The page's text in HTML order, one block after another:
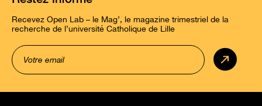
Recevez Open Lab – le Mag’, le magazine trimestriel de la
recherche de l’université Catholique de Lille